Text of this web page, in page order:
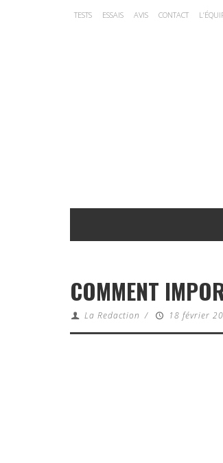
TESTS ESSAIS AVIS CONTACT
COMMENT
La Redaction / 18 février